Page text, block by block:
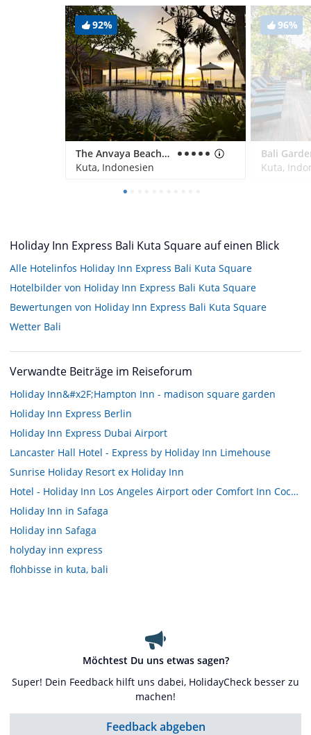
92%
The Anvaya Beach Resorts Bali
Kuta, Indonesien
96%
Kuta,
Holiday Inn Express Bali Kuta Square auf einen Blick
Alle Hotelinfos Holiday Inn Express Bali Kuta Square
Hotelbilder von Holiday Inn Express Bali Kuta Square
Bewertungen von Holiday Inn Express Bali Kuta Square
Wetter Bali
Verwandte Beiträge im Reiseforum
Holiday Inn&#x2F;Hampton Inn - madison square garden
Holiday Inn Express Berlin
Holiday Inn Express Dubai Airport
Lancaster Hall Hotel - Express by Holiday Inn Limehouse
Sunrise Holiday Resort ex Holiday Inn
Hotel - Holiday Inn Los Angeles Airport oder Comfort Inn Cockatoo
Holiday Inn in Safaga
Holiday inn Safaga
holyday inn express
flohbisse in kuta, bali
Möchtest Du uns etwas sagen?
Super! Dein Feedback hilft uns dabei, HolidayCheck besser zu
machen!
Feedback abgeben